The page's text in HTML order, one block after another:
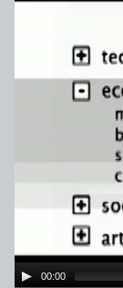
00:00